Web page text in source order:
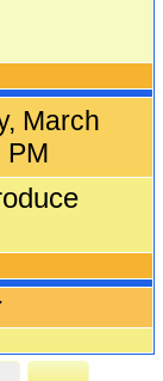
March
PM